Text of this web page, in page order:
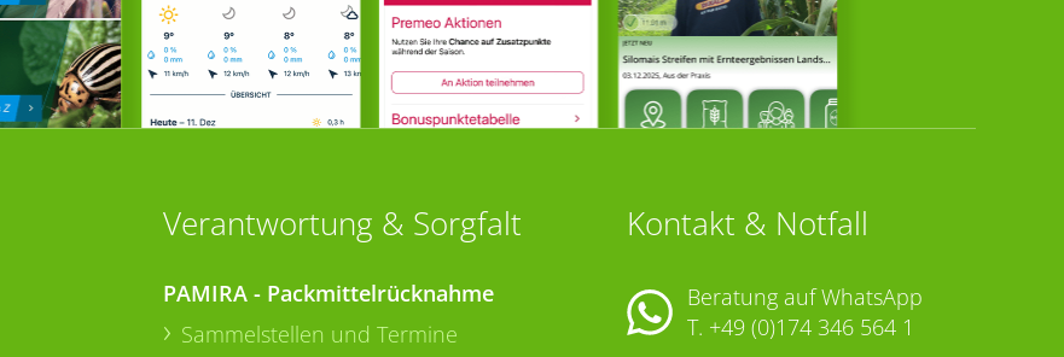
Verantwortung & Sorgfalt
PAMIRA - Packmittelrücknahme
Sammelstellen und Termine
Kontakt & Notfall
Beratung auf WhatsApp
T. +49 (0)174 346 564 1